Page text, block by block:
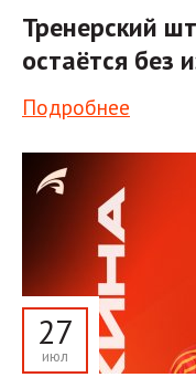
Тренерский
остаётся без
Подробнее
27
июл